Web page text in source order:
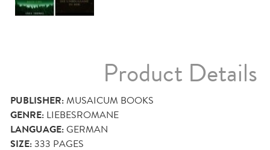
Product Details
PUBLISHER:MUSAICUM BOOKS
GENRE: LIEBESROMANE
LANGUAGE:GERMAN
SIZE:333 PAGES